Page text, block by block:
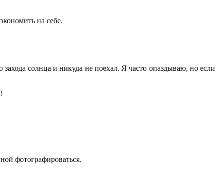
солнца и никуда не поехал. Я часто опаздываю, но если
фотографироваться.